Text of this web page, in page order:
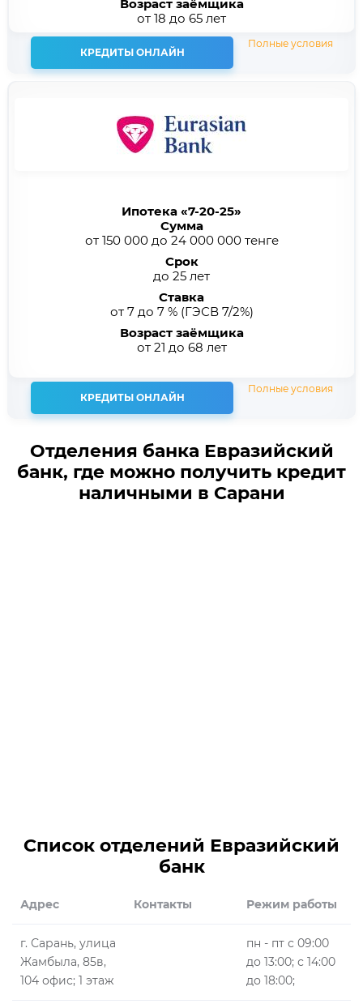
Возраст заёмщика
от 18 до 65 лет
КРЕДИТЫ ОНЛАЙН
Полные условия
Ипотека «7-20-25»
Сумма
от 150 000 до 24 000 000 тенге
Срок
до 25 лет
Ставка
от 7 до 7 % (ГЭСВ 7/2%)
Возраст заёмщика
от 21 до 68 лет
КРЕДИТЫ ОНЛАЙН
Полные условия
Отделения банка Евразийский
банк, где можно получить кредит
наличными в Сарани
Список отделений Евразийский
банк
Адрес Контакты Режим работы
г. Сарань, улица
Жамбыла, 85в,
104 офис; 1 этаж
пн - пт с 09:00
до 13:00; с 14:00
до 18:00;